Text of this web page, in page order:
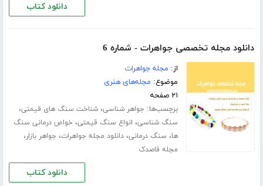
دانلود کتاب
دانلود مجله تخصصی جواهرات - شماره 6
از: مجله جواهرات
موضوع: مجله‌های هنری
۲۱ صفحه
برچسب‌ها: جواهر شناسی،شناخت سنگ های قیمتی،
سنگ شناسی، انواع سنگ قیمتی، خواص درمانی سنگ
ها، سنگ درمانی،دانلود مجله جواهرات، جواهر بازار،
مجله قاصدک
دانلود کتاب